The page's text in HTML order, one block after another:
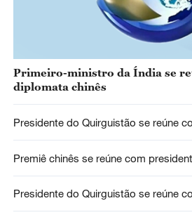
Primeiro-ministro da Índia se
diplomata chinês
Presidente do Quirguistão se reúne
Premiê chinês se reúne com
Presidente do Quirguistão se reúne